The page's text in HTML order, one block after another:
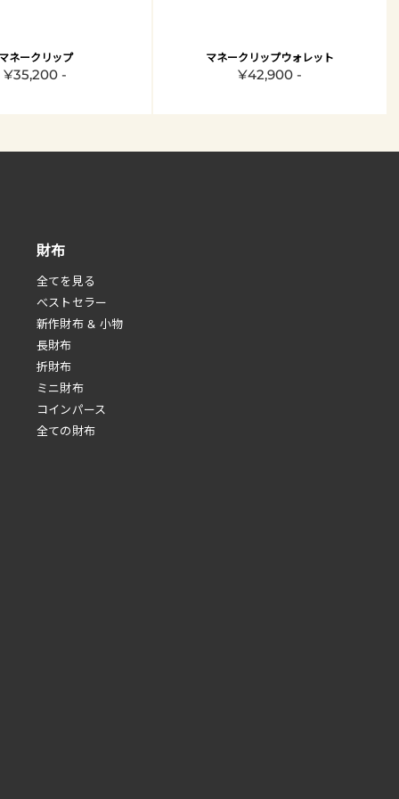
ネークリップ
¥35,200 -
マネークリップウォレット
¥42,900 -
財布
全てを見る
べストセラー
新作財布 & 小物
長財布
折財布
ミニ財布
コインパース
全ての財布